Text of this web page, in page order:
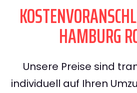
HAMBURG
Unsere Preise sind
individuell auf Ihren